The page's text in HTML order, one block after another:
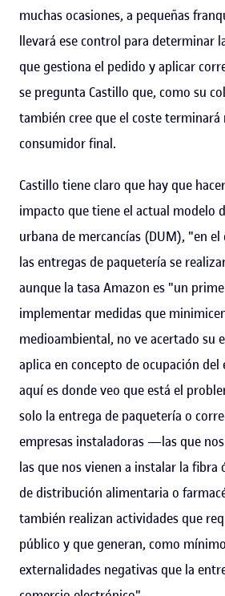
muchas ocasiones, a pequeñas
llevará ese control para determinar
que gestiona el pedido y aplicar
se pregunta Castillo que, como su
también cree que el coste
consumidor final.
Castillo tiene claro que hay que
impacto que tiene el actual modelo
urbana de mercancías (DUM), "en el
las entregas de paquetería se
aunque la tasa Amazon es "un
implementar medidas que
medioambiental, no ve acertado su
aplica en concepto de ocupación del
aquí es donde veo que está el
solo la entrega de paquetería o
empresas instaladoras —las que
las que nos vienen a instalar la fibra
de distribución alimentaria o
también realizan actividades que
público y que generan, como
externalidades negativas que la